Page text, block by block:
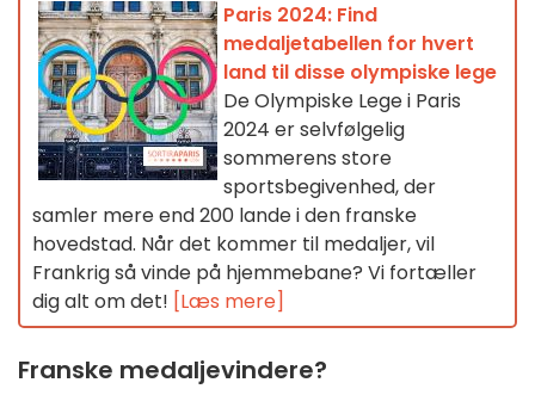
Paris 2024: Find
medaljetabellen for hvert
land til disse olympiske lege
De Olympiske Lege i Paris
2024 er selvfølgelig
sommerens store
sportsbegivenhed, der
samler mere end 200 lande i den franske
hovedstad. Når det kommer til medaljer, vil
Frankrig så vinde på hjemmebane? Vi fortæller
dig alt om det! [Læs mere]
Franske medaljevindere?